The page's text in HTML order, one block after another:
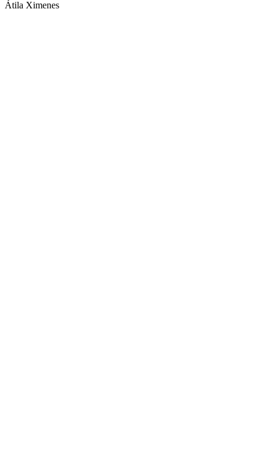
Átila Ximenes